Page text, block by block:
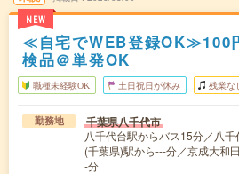
NEW
≪自宅でWEB登録OK≫100
検品＠単発OK
職種未経験OK 土日祝日が休み 残業なし
勤務地 千葉県八千代市
八千代台駅からバス15分／八
(千葉県)駅から---分／京成大和
-分